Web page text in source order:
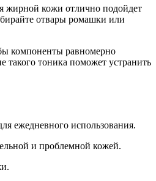
жирной кожи отлично подойдет
отвары ромашки или
компоненты равномерно
такого тоника поможет устранить
ежедневного использования.
и проблемной кожей.